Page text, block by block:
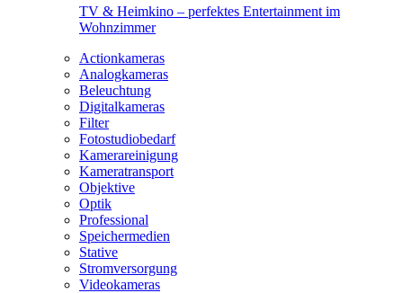
TV & Heimkino – perfektes Entertainment im
Wohnzimmer
Actionkameras
Analogkameras
Beleuchtung
Digitalkameras
Filter
Fotostudiobedarf
Kamerareinigung
Kameratransport
Objektive
Optik
Professional
Speichermedien
Stative
Stromversorgung
Videokameras